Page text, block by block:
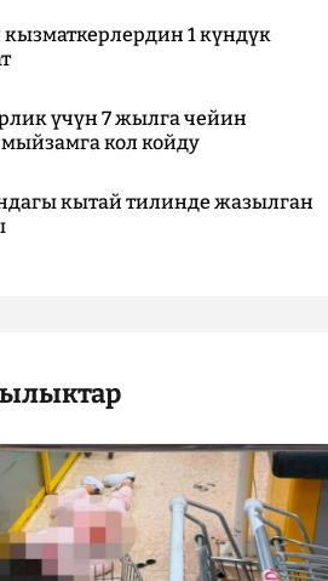
1 күндүк
үчүн 7 жылга чейин
кол койду
кытай тилинде жазылган